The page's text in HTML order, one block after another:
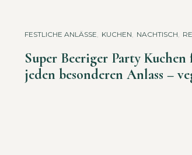
FESTLICHE ANLÄSSE, KUCHEN, NACHTISCH,
Super Beeriger Party Kuchen
jeden besonderen Anlass –